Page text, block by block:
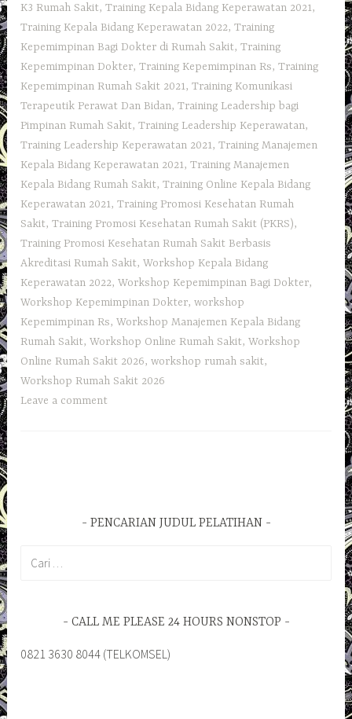
K3 Rumah Sakit,Training Kepala Bidang Keperawatan 2021,
Training Kepala Bidang Keperawatan 2022,Training
Kepemimpinan Bagi Dokter di Rumah Sakit,Training
Kepemimpinan Dokter,Training Kepemimpinan Rs,Training
Kepemimpinan Rumah Sakit 2021,Training Komunikasi
Terapeutik Perawat Dan Bidan,Training Leadership bagi
Pimpinan Rumah Sakit,Training Leadership Keperawatan,
Training Leadership Keperawatan 2021,Training Manajemen
Kepala Bidang Keperawatan 2021,Training Manajemen
Kepala Bidang Rumah Sakit,Training Online Kepala Bidang
Keperawatan 2021,Training Promosi Kesehatan Rumah
Sakit,Training Promosi Kesehatan Rumah Sakit (PKRS),
Training Promosi Kesehatan Rumah Sakit Berbasis
Akreditasi Rumah Sakit,Workshop Kepala Bidang
Keperawatan 2022,Workshop Kepemimpinan Bagi Dokter,
Workshop Kepemimpinan Dokter,workshop
Kepemimpinan Rs,Workshop Manajemen Kepala Bidang
Rumah Sakit,Workshop Online Rumah Sakit,Workshop
Online Rumah Sakit 2026,workshop rumah sakit,
Workshop Rumah Sakit 2026
Leave a comment
PENCARIAN JUDUL PELATIHAN
CALL ME PLEASE 24 HOURS NONSTOP
0821 3630 8044 (TELKOMSEL)